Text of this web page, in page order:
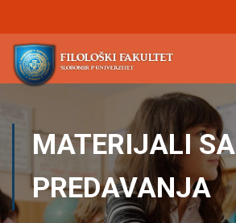
MATERIJALI SA
PREDAVANJA